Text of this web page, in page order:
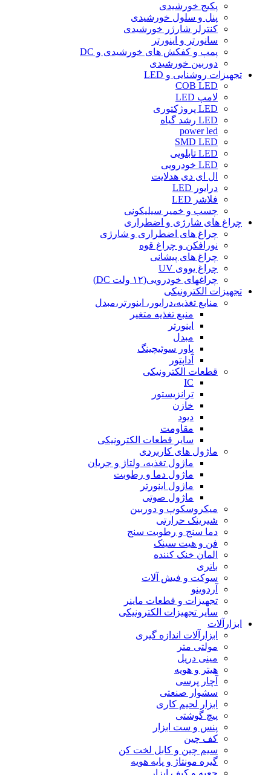
پکیج خورشیدی
پنل و سلول خورشیدی
کنترلر شارژر خورشیدی
سانورتر و اینورتر
پمپ و کفکش های خورشیدی و DC
دوربین خورشیدی
تجهیزات روشنایی و LED
COB LED
لامپ LED
LED پروژکتوری
LED رشد گیاه
power led
SMD LED
LED تابلویی
LED خودرویی
ال ای دی هدلایت
درایور LED
فلاشر LED
چسب و خمیر سیلیکونی
چراغ های شارژی و اضطراری
چراغ های اضطراری و شارژی
نورافکن و چراغ قوه
چراغ های پیشانی
چراغ یووی UV
چراغهای خودرویی(۱۲ ولت DC)
تجهیزات الکترونیکی
منابع تغذیه،درایور، اینورتر،مبدل
منبع تغذیه متغیر
اینورتر
مبدل
پاور سوئیچینگ
آداپتور
قطعات الکترونیکی
IC
ترانزیستور
خازن
دیود
مقاومت
سایر قطعات الکترونیکی
ماژول های کاربردی
ماژول تغذیه، ولتاژ و جریان
ماژول دما و رطوبت
ماژول اینورتر
ماژول صوتی
میکروسکوپ و دوربین
شیرینک حرارتی
دما سنج و رطوبت سنج
فن و هیت سینک
المان خنک کننده
باتری
سوکت و فیش آلات
آردوینو
تجهیزات و قطعات ماینر
سایر تجهیزات الکترونیکی
ابزارآلات
ابزارآلات اندازه گیری
مولتی متر
مینی دریل
هیتر و هویه
آچار پرسی
سشوار صنعتی
ابزار لحیم کاری
پیچ گوشتی
پنس و ست ابزار
کف چین
سیم چین و کابل لخت کن
گیره مونتاژ و پایه هویه
جعبه و کیف ابزار